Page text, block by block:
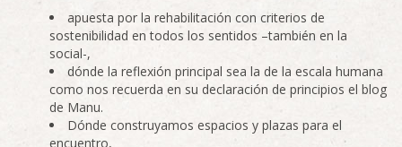
apuesta por la rehabilitación con criterios de
sostenibilidad en todos los sentidos –también en la
social-,
dónde la reflexión principal sea la de la escala humana
como nos recuerda en su declaración de principios el blog
de Manu.
Dónde construyamos espacios y plazas para el
encuentro,